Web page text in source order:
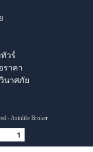
วร์
ราคา
นาศภัย
- Asinlife Broker
1